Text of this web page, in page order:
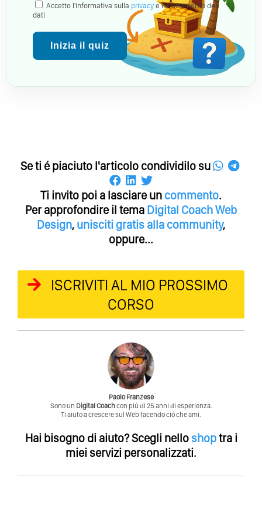
Accetto l'informativa sulla privacy e il trattamento dei
dati
Inizia il quiz
Se ti é piaciuto l'articolo condividilo su
Ti invito poi a lasciare un commento.
Per approfondire il tema Digital CoachWeb
Design, unisciti gratis alla community,
oppure...
ISCRIVITI AL MIO PROSSIMO
CORSO
Paolo Franzese
Sono un Digital Coachcon piú di 25 anni di esperienza.
Ti aiuto a crescere sul Web facendo ció che ami.
Hai bisogno di aiuto?Scegli nello shoptra i
miei servizi personalizzati.